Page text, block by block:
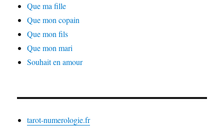
Que ma fille
Que mon copain
Que mon fils
Que mon mari
Souhait en amour
tarot-numerologie.fr